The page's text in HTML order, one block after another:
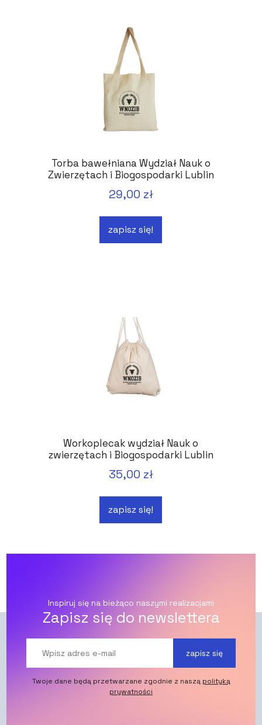
Torba bawełniana Wydział Nauk o
Zwierzętach i Biogospodarki Lublin
29,00 zł
zapisz się!
Workoplecak wydział Nauk o
zwierzętach i Biogospodarki Lublin
35,00 zł
zapisz się!
Inspiruj się na bieżąco naszymi realizacjami
Zapisz się do newslettera
zapisz się
Twoje dane będą przetwarzane zgodnie z naszą polityką
prywatności